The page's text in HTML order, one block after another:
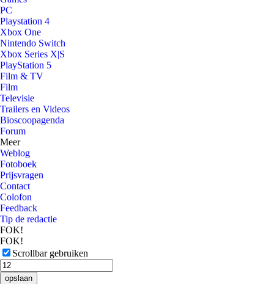
PC
Playstation 4
Xbox One
Nintendo Switch
Xbox Series X|S
PlayStation 5
Film & TV
Film
Televisie
Trailers en Videos
Bioscoopagenda
Forum
Meer
Weblog
Fotoboek
Prijsvragen
Contact
Colofon
Feedback
Tip de redactie
FOK!
FOK!
Scrollbar gebruiken
opslaan